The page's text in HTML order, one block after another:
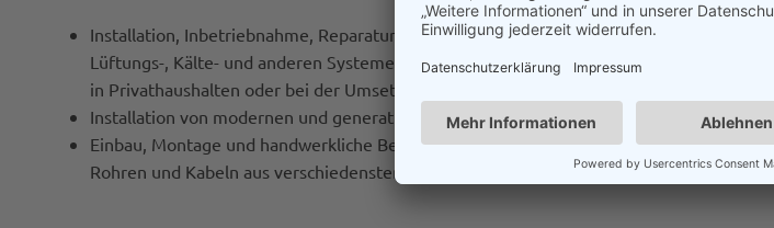
Installation, Inbetriebnahme, Reparatur und Wartung von innovativen Heiz-,
Lüftungs-, Kälte- und anderen Systemen auf Basis der erneuerbaren Energien
in Privathaushalten oder bei der Umsetzung von spannenden Großprojekten
Installation von modernen und generationsgerechten Badezimmern
Einbau, Montage und handwerkliche Bearbeitung von Armaturen, Geräten,
Rohren und Kabeln aus verschiedensten Materialien